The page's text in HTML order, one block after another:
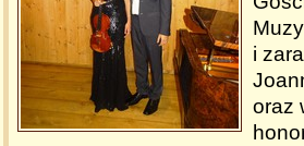
i
oraz